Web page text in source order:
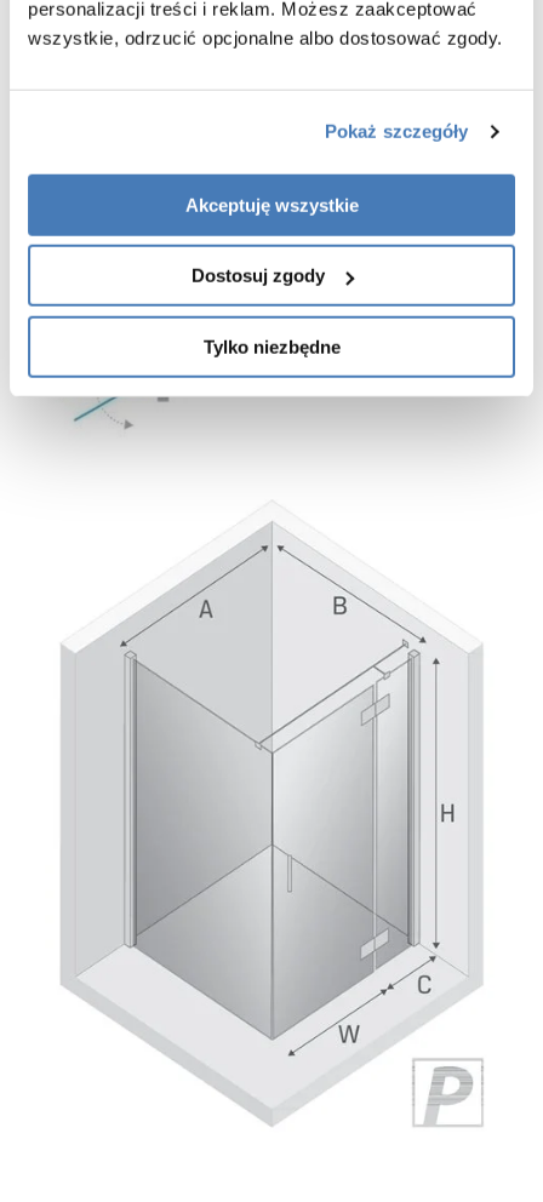
personalizacji treści i reklam. Możesz zaakceptować
wszystkie, odrzucić opcjonalne albo dostosować zgody.
Pokaż szczegóły
Akceptuję wszystkie
Dostosuj zgody
Tylko niezbędne
szczelności, jednak jej montaż nie jest koniecznością
- listwa progowa oraz dodatkowa uszczelka znajdują się w zestawie